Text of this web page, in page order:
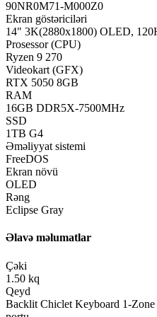
90NR0M71-M000Z0
Ekran göstəriciləri
14" 3K(2880x1800) OLED,
Prosessor (CPU)
Ryzen 9 270
Videokart (GFX)
RTX 5050 8GB
RAM
16GB DDR5X-7500MHz
SSD
1TB G4
Əməliyyat sistemi
FreeDOS
Ekran növü
OLED
Rəng
Eclipse Gray
Əlavə məlumatlar
Çəki
1.50 kq
Qeyd
Backlit Chiclet Keyboard 1-